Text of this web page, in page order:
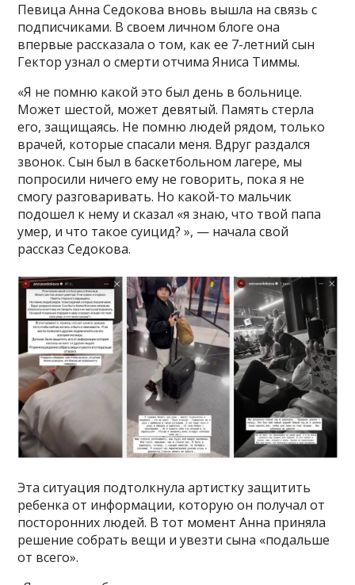
Певица Анна Седокова вновь вышла на связь с
подписчиками. В своем личном блоге она
впервые рассказала о том, как ее 7-летний сын
Гектор узнал о смерти отчима Яниса Тиммы.
«Я не помню какой это был день в больнице.
Может шестой, может девятый. Память стерла
его, защищаясь. Не помню людей рядом, только
врачей, которые спасали меня. Вдруг раздался
звонок. Сын был в баскетбольном лагере, мы
попросили ничего ему не говорить, пока я не
смогу разговаривать. Но какой-то мальчик
подошел к нему и сказал «я знаю, что твой папа
умер, и что такое суицид? », — начала свой
рассказ Седокова.
Эта ситуация подтолкнула артистку защитить
ребенка от информации, которую он получал от
посторонних людей. В тот момент Анна приняла
решение собрать вещи и увезти сына «подальше
от всего».